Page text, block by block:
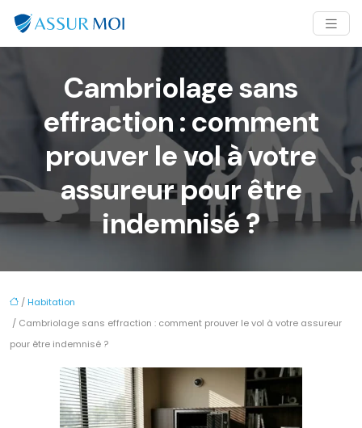
Cambriolage sans
effraction : comment
prouver le vol à votre
assureur pour être
indemnisé ?
/ Habitation
/ Cambriolage sans effraction : comment prouver le vol à votre assureur
pour être indemnisé ?